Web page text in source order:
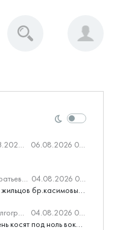
Гость 7370, 12.03.2020 Вебинар от Нмаркет.ПРО: «Актуальное об ипотеке: что нужно знать»
06.08.2026 04:00
Гость 8943, ул. Братьев Касимовых, 62 04.08.2026 08:34
На сайте форум жильцов бр.касимовых 62у дома растут красивые...
Гость 4127, ул. Волгоградская, 41 04.08.2026 04:46
Почему всю зелень косят под ноль вокруг дома,в полисадниках....